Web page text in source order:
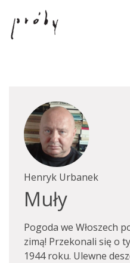
Henryk Urbanek
Muły
Pogoda we Włoszech
zimą! Przekonali się o
1944 roku. Ulewne